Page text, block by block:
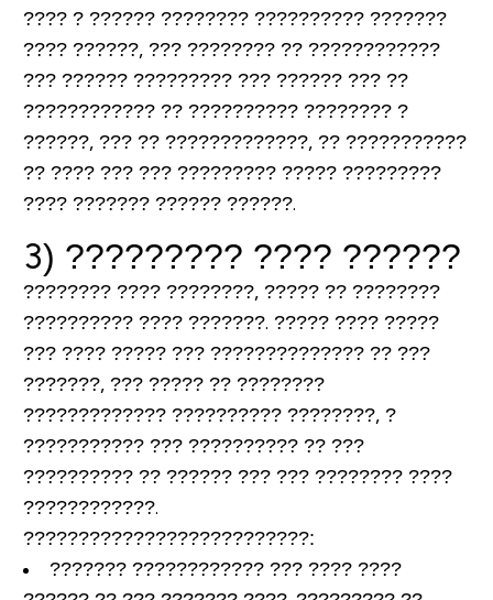
???? ? ?????? ???????? ?????????? ???????
???? ??????, ??? ???????? ?? ????????????
??? ?????? ????????? ??? ?????? ??? ??
???????????? ?? ?????????? ???????? ?
??????, ??? ?? ?????????????, ?? ???????????
?? ???? ??? ??? ????????? ????? ?????????
???? ??????? ?????? ??????.
3) ????????? ???? ??????
???????? ???? ????????, ????? ?? ????????
?????????? ???? ???????. ????? ???? ?????
??? ???? ????? ??? ?????????????? ?? ???
???????, ??? ????? ?? ????????
????????????? ?????????? ????????, ?
??????????? ??? ?????????? ?? ???
?????????? ?? ?????? ??? ??? ???????? ????
????????????.
??????????????????????????:
??????? ???????????? ??? ???? ????